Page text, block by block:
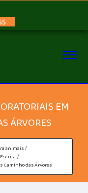
EM
ÁRVORES
animais
Caminho das Árvores